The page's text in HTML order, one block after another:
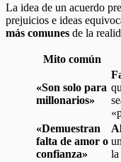
La idea de un acuerdo
prejuicios e ideas
más comunes de la
Mito común
«Son solo para
millonarios»
«Demuestran
falta de amor o
confianza»
la